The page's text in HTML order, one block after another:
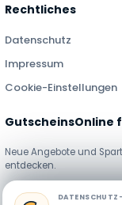
Rechtliches
Datenschutz
Impressum
Cookie-Einstellungen
GutscheinsOnline
Neue Angebote und
entdecken.